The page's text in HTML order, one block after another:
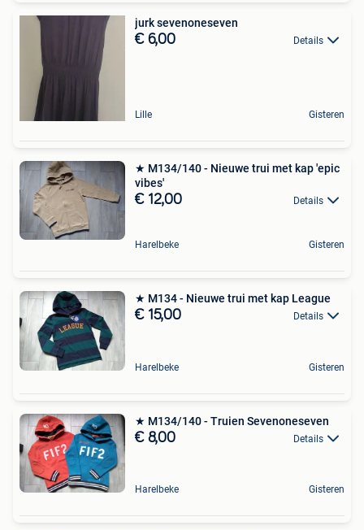
jurk sevenoneseven
€ 6,00 Details
Lille Gisteren
★ M134/140 - Nieuwe trui met kap 'epic
vibes'
€ 12,00 Details
Harelbeke Gisteren
★ M134 - Nieuwe trui met kap League
€ 15,00 Details
Harelbeke Gisteren
★ M134/140 - Truien Sevenoneseven
€ 8,00 Details
Harelbeke Gisteren